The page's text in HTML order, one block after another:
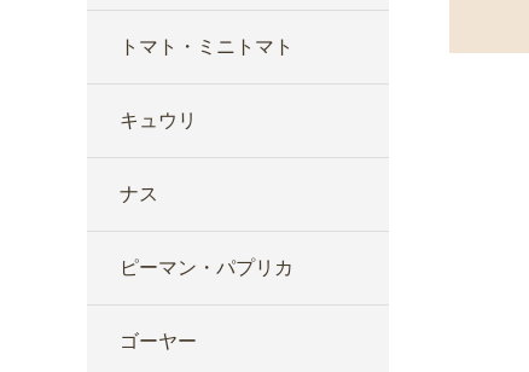
トマト・ミニトマト
キュウリ
ナス
ピーマン・パプリカ
ゴーヤー